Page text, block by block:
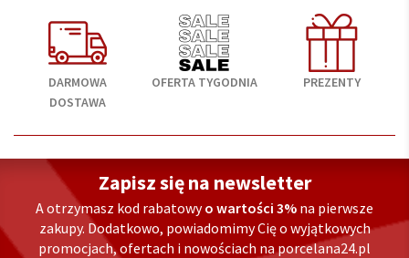
DARMOWA
DOSTAWA
OFERTA TYGODNIA PREZENTY
Zapisz się na newsletter
A otrzymasz kod rabatowyo wartości 3% na pierwsze
zakupy. Dodatkowo, powiadomimy Cię o wyjątkowych
promocjach, ofertach i nowościach na porcelana24.pl